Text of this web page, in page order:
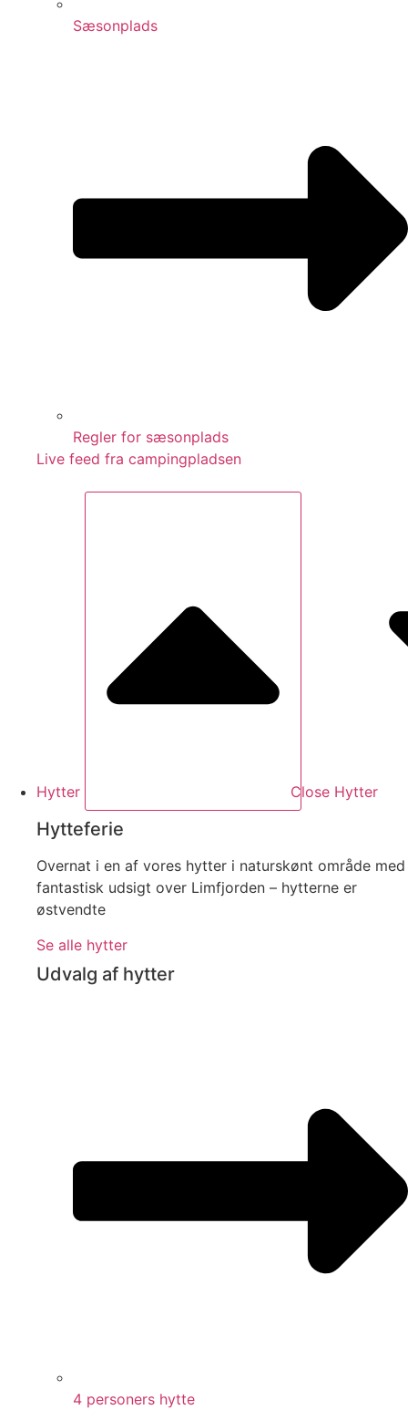
Sæsonplads
Regler for sæsonplads
Live feed fra campingpladsen
Hytter Close Hytter
Hytteferie
Overnat i en af vores hytter i naturskønt område med
fantastisk udsigt over Limfjorden – hytterne er
østvendte
Se alle hytter
Udvalg af hytter
4 personers hytte